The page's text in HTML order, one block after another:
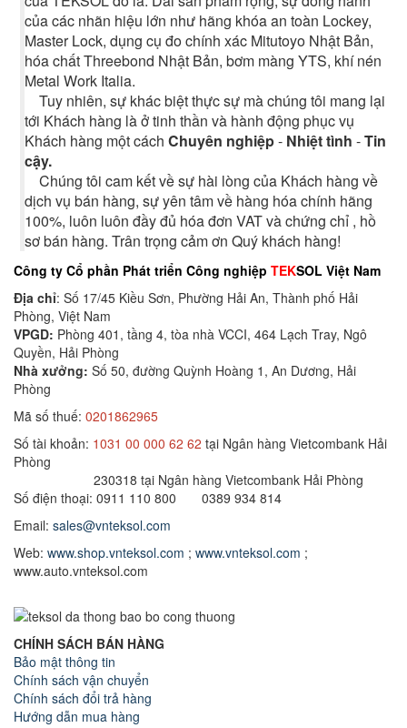
của các nhãn hiệu lớn như hãng khóa an toàn Lockey,
Master Lock, dụng cụ đo chính xác Mitutoyo Nhật Bản,
hóa chất Threebond Nhật Bản, bơm màng YTS, khí nén
Metal Work Italia.
Tuy nhiên, sự khác biệt thực sự mà chúng tôi mang lại
tới Khách hàng là ở tinh thần và hành động phục vụ
Khách hàng một cáchChuyên nghiệp- Nhiệt tình -Tin
cậy.
Chúng tôi cam kết về sự hài lòng của Khách hàng về
dịch vụ bán hàng, sự yên tâm về hàng hóa chính hãng
100%, luôn luôn đầy đủ hóa đơn VAT và chứng chỉ , hồ
sơ bán hàng. Trân trọng cảm ơn Quý khách hàng!
Công ty Cổ phần Phát triển Công nghiệp TEKSOL Việt Nam
Địa chỉ: Số 17/45 Kiều Sơn, Phường Hải An, Thành phố Hải
Phòng, Việt Nam
VPGD: Phòng 401, tầng 4, tòa nhà VCCI, 464 Lạch Tray, Ngô
Quyền, Hải Phòng
Nhà xưởng: Số 50, đường Quỳnh Hoàng 1, An Dương, Hải
Phòng
Mã số thuế: 0201862965
Số tài khoản: 1031 00 000 62 62 tại Ngân hàng Vietcombank Hải
Phòng
230318 tại Ngân hàng Vietcombank Hải Phòng
Số điện thoại: 0911 110 800 0389 934 814
Email: sales@vnteksol.com
Web: www.shop.vnteksol.com ; www.vnteksol.com ;
www.auto.vnteksol.com
CHÍNH SÁCH BÁN HÀNG
Bảo mật thông tin
Chính sách vận chuyển
Chính sách đổi trả hàng
Hướng dẫn mua hàng